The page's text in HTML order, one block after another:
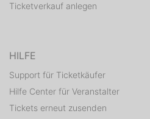
Ticketverkauf anlegen
HILFE
Support für Ticketkäufer
Hilfe Center für Veranstalter
Tickets erneut zusenden